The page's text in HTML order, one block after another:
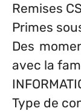
Remises
Primes
Des
avec la
Type de